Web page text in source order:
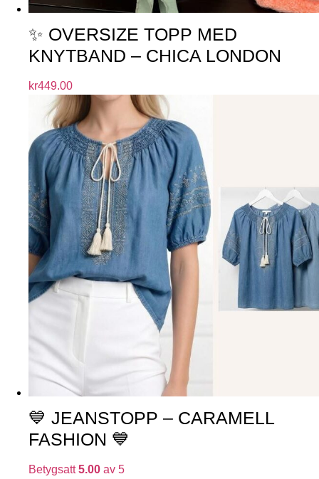
✨ OVERSIZE TOPP MED
KNYTBAND – CHICA LONDON
kr449.00
💙 JEANSTOPP – CARAMELL
FASHION 💙
Betygsatt5.00 av 5